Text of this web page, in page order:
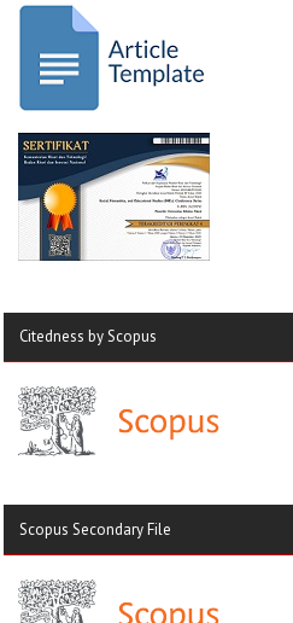
Citedness by Scopus
Scopus Secondary File